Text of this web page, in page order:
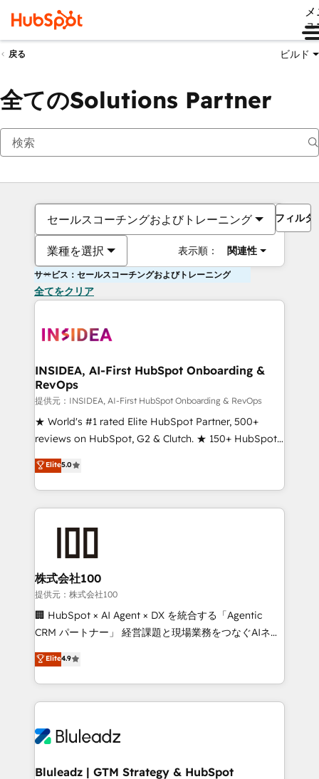
ュ
戻る ビルド
全てのSolutions Partner
セールスコーチングおよびトレーニング
業種を選択 表示順： 関連性
フィルタ
サービス：セールスコーチングおよびトレーニング
全てをクリア
INSIDEA, AI-First HubSpot Onboarding &
RevOps
提供元：INSIDEA, AI-First HubSpot Onboarding & RevOps
★ World's #1 rated Elite HubSpot Partner, 500+
reviews on HubSpot, G2 & Clutch. ★ 150+ HubSpot
Certified Experts & Trainers across the team ★
1,500+ implementations across five continents ★ AI-
First, RevOps-led, Onboarding obsessed ★
Company of the Year 2024/25 INSIDEA helps
and build AI-powered workflows that drive adoption
from week one, in your time zone. What we do ➤
Onboarding: Live in weeks, with workflows built
around your business, not a template. ➤ Migration:
Move from any legacy CRM. Zero downtime, full data
run your revenue process. Sales, marketing, and
service wired together. ➤ AI and Integrations: Layer
tune-ups, feature rollouts, adoption coaching. Buying
HubSpot, switching to it, or reviving a stale portal?
Elite5.0
株式会社100
提供元：株式会社100
🏢 HubSpot × AI Agent × DX を統合する「Agentic
CRM パートナー」 経営課題と現場業務をつなぐAIネイ
ティブ・エージェンシーとして、HubSpot Eliteの実装
力で顧客フロント業務を再設計します。 💡 100inc は何
をする会社か？ HubSpotを共通基盤に、AIエージェン
トを組み込んだ顧客フロント業務（マーケティング・営
ィブ・エージェンシーです。事業部・グループ会社・部
を、CRMを軸とした全社共通基盤に再構築します。意
Elite4.9
Bluleadz | GTM Strategy & HubSpot